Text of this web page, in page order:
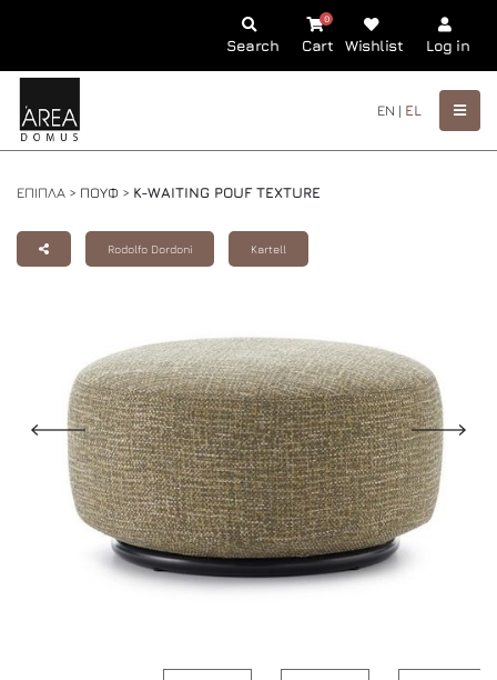
Search Cart
0
Wishlist Log in
EN | EL
ΕΠΙΠΛΑ > ΠΟΥΦ > K-WAITING POUF TEXTURE
Rodolfo Dordoni Kartell